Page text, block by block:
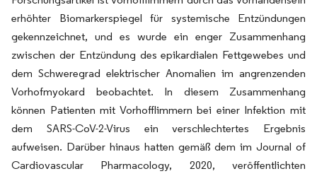
erhöhter Biomarkerspiegel für systemische Entzündungen
gekennzeichnet, und es wurde ein enger Zusammenhang
zwischen der Entzündung des epikardialen Fettgewebes und
dem Schweregrad elektrischer Anomalien im angrenzenden
Vorhofmyokard beobachtet. In diesem Zusammenhang
können Patienten mit Vorhofflimmern bei einer Infektion mit
dem SARS-CoV-2-Virus ein verschlechtertes Ergebnis
aufweisen. Darüber hinaus hatten gemäß dem im Journal of
Cardiovascular Pharmacology, 2020, veröffentlichten